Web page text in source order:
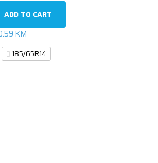
ADD TO CART
KM
185/65R14